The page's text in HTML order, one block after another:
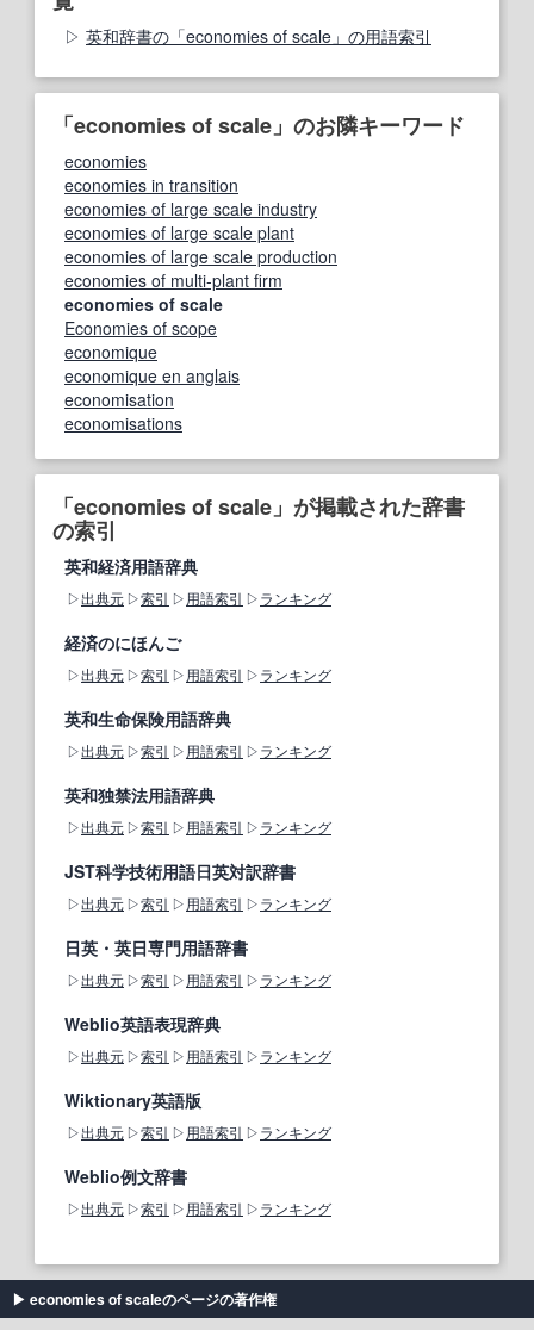
英和辞書の「economies of scale」の用語索引
「economies of scale」のお隣キーワード
economies
economies in transition
economies of large scale industry
economies of large scale plant
economies of large scale production
economies of multi-plant firm
economies of scale
Economies of scope
economique
economique en anglais
economisation
economisations
「economies of scale」が掲載された辞書
の索引
英和経済用語辞典
出典元 索引 用語索引 ランキング
経済のにほんご
出典元 索引 用語索引 ランキング
英和生命保険用語辞典
出典元 索引 用語索引 ランキング
英和独禁法用語辞典
出典元 索引 用語索引 ランキング
JST科学技術用語日英対訳辞書
出典元 索引 用語索引 ランキング
日英・英日専門用語辞書
出典元 索引 用語索引 ランキング
Weblio英語表現辞典
出典元 索引 用語索引 ランキング
Wiktionary英語版
出典元 索引 用語索引 ランキング
Weblio例文辞書
出典元 索引 用語索引 ランキング
economies of scaleのページの著作権